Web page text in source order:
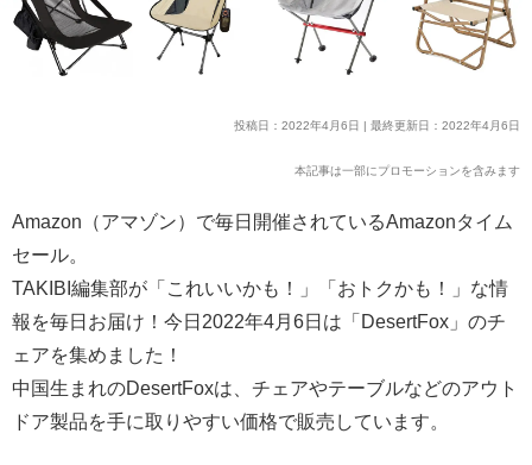
投稿日：2022年4月6日 | 最終更新日：2022年4月6日
本記事は一部にプロモーションを含みます
Amazon（アマゾン）で毎日開催されているAmazonタイム
セール。
TAKIBI編集部が「これいいかも！」「おトクかも！」な情
報を毎日お届け！今日2022年4月6日は「DesertFox」のチ
ェアを集めました！
中国生まれのDesertFoxは、チェアやテーブルなどのアウト
ドア製品を手に取りやすい価格で販売しています。